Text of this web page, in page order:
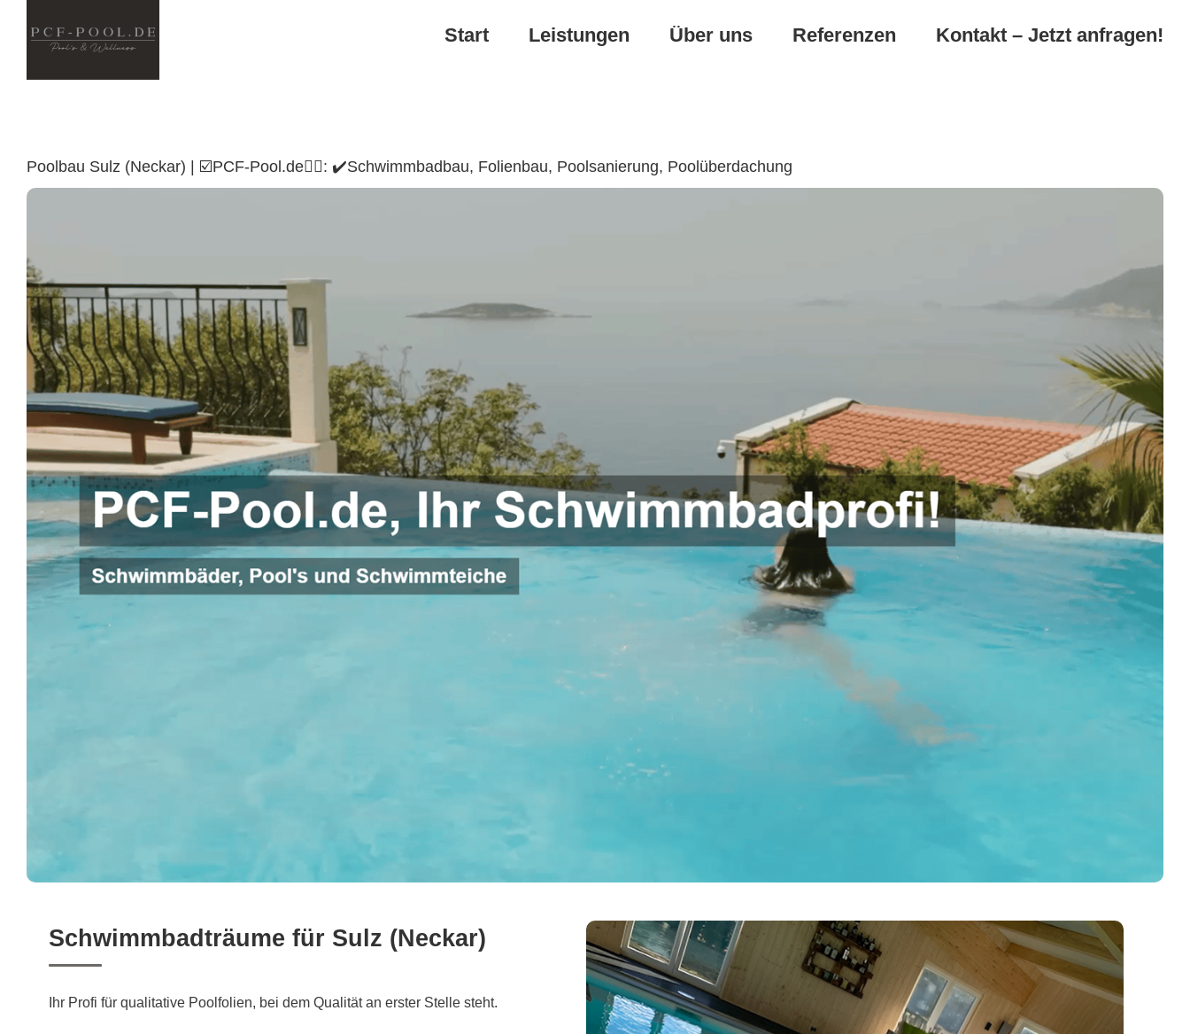
Start Leistungen Über uns Referenzen Kontakt – Jetzt anfragen!
Poolbau Sulz (Neckar) | ☑️PCF-Pool.de🏊🏼: ✔️Schwimmbadbau, Folienbau, Poolsanierung, Poolüberdachung
Schwimmbadträume für Sulz (Neckar)
Ihr Profi für qualitative Poolfolien, bei dem Qualität an erster Stelle steht.